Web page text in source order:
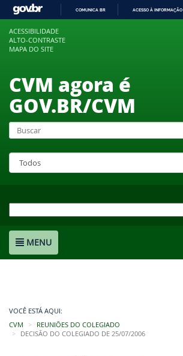
COMUNICA BR ACESSO À INFORMAÇÃO
ACESSIBILIDADE
ALTO-CONTRASTE
MAPA DO SITE
CVM agora é
GOV.BR/CVM
MENU
VOCÊ ESTÁ AQUI:
CVM
REUNIÕES DO COLEGIADO
DECISÃO DO COLEGIADO DE 25/07/2006